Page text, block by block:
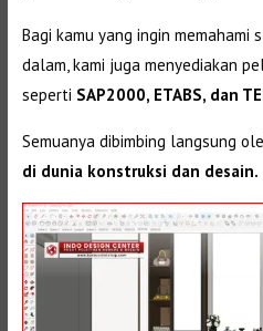
Bagi kamu yang ingin
dalam, kami juga menyediakan
seperti SAP2000, ETABS, dan
Semuanya dibimbing langsung
di dunia konstruksi dan desain.